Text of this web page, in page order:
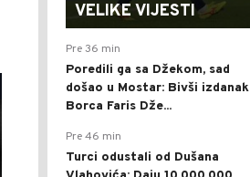
VELIKE VIJESTI
Pre 36 min
Poredili ga sa Džekom, sad
došao u Mostar: Bivši izdanak
Borca Faris Dže...
Pre 46 min
Turci odustali od Dušana